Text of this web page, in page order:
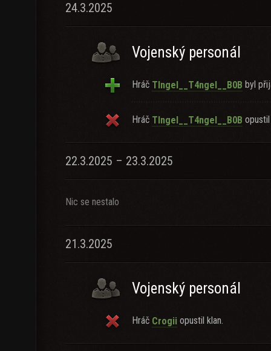
24.3.2025
Vojenský personál
Hráč Tlngel__T4ngel__B0B byl
Hráč Tlngel__T4ngel__B0B
22.3.2025 – 23.3.2025
Nic se nestalo
21.3.2025
Vojenský personál
Hráč Crogii opustil klan.